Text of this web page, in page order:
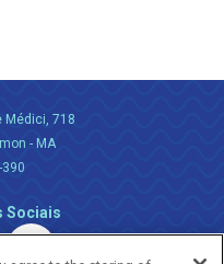
Médici, 718
- MA
390
Sociais